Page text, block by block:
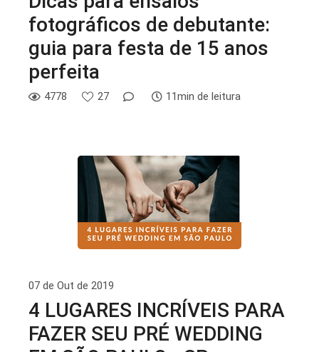
fotográficos de debutante:
guia para festa de 15 anos
perfeita
4778 27 11min de leitura
07 de Out de 2019
4 LUGARES INCRÍVEIS PARA
FAZER SEU PRÉ WEDDING